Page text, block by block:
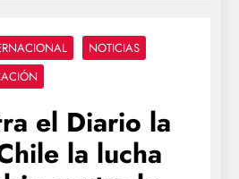
NOTICIAS
el Diario la
la lucha